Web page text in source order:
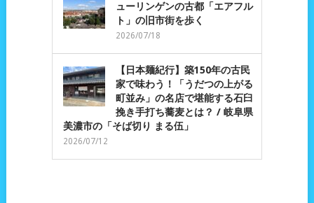
ューリンゲンの古都「エアフル
ト」の旧市街を歩く
2026/07/18
【日本麺紀行】築150年の古民
家で味わう！「うだつの上がる
町並み」の名店で堪能する石臼
挽き手打ち蕎麦とは？ / 岐阜県
美濃市の「そば切り まる伍」
2026/07/12